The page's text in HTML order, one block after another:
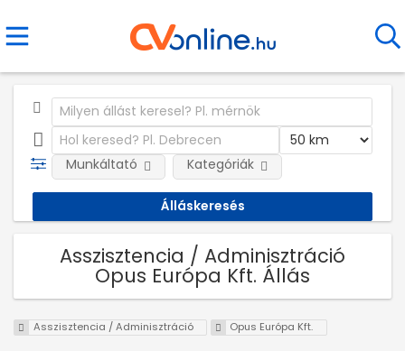
Munkáltató Kategóriák
Asszisztencia / Adminisztráció
Opus Európa Kft. Állás
Asszisztencia / Adminisztráció Opus Európa Kft.